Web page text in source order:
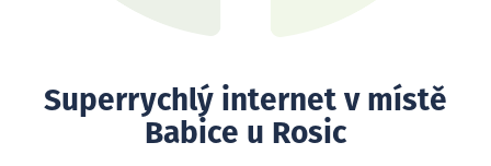
Superrychlý internet v místě
Babice u Rosic